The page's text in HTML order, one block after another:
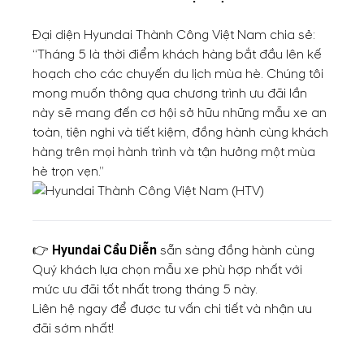
Đại diện Hyundai Thành Công Việt Nam chia sẻ:
“Tháng 5 là thời điểm khách hàng bắt đầu lên kế
hoạch cho các chuyến du lịch mùa hè. Chúng tôi
mong muốn thông qua chương trình ưu đãi lần
này sẽ mang đến cơ hội sở hữu những mẫu xe an
toàn, tiện nghi và tiết kiệm, đồng hành cùng khách
hàng trên mọi hành trình và tận hưởng một mùa
hè trọn vẹn.”
👉 Hyundai Cầu Diễn sẵn sàng đồng hành cùng
Quý khách lựa chọn mẫu xe phù hợp nhất với
mức ưu đãi tốt nhất trong tháng 5 này.
Liên hệ ngay để được tư vấn chi tiết và nhận ưu
đãi sớm nhất!